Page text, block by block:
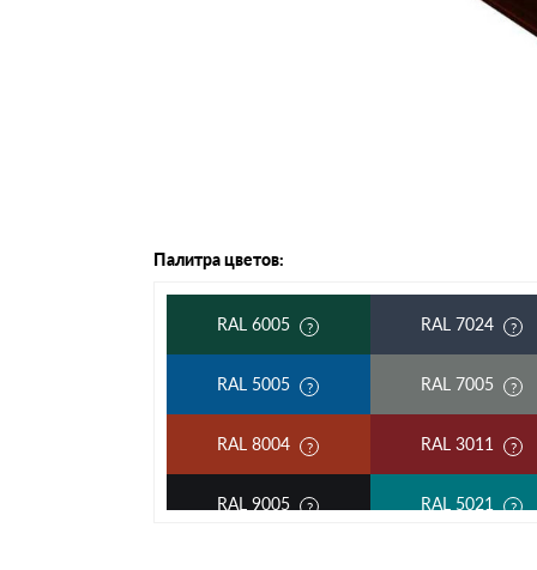
Палитра цветов:
RAL 6005 RAL 7024
RAL 5005 RAL 7005
RAL 8004 RAL 3011
RAL 9005 RAL 5021